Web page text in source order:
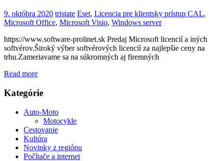
9. októbra 2020 tristate Eset, Licencia pre klientsky prístup CAL,
Microsoft Office, Microsoft Visio, Windows server
https://www.software-prolinet.sk Predaj Microsoft licencií a iných
softvérov.Široký výber softvérových licencií za najlepšie ceny na
trhu.Zameriavame sa na súkromných aj firemných
Read more
Kategórie
Auto-Moto
Motocykle
Cestovanie
Kultúra
Novinky z regiónu
Počítače a internet